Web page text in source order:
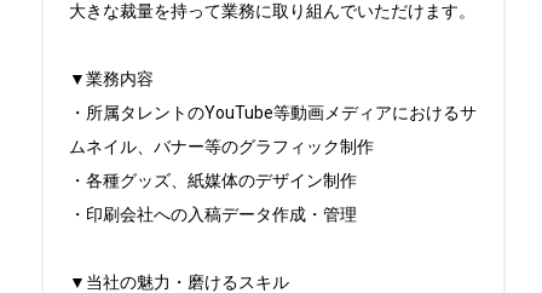
大きな裁量を持って業務に取り組んでいただけます。
▼業務内容
・所属タレントのYouTube等動画メディアにおけるサ
ムネイル、バナー等のグラフィック制作
・各種グッズ、紙媒体のデザイン制作
・印刷会社への入稿データ作成・管理
▼当社の魅力・磨けるスキル